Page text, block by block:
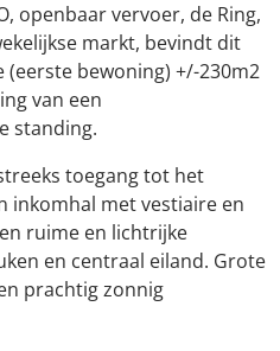
openbaar vervoer, de Ring,
markt, bevindt dit
bewoning) +/-230m2
van een
standing.
toegang tot het
inkomhal met vestiaire en
ruime en lichtrijke
en centraal eiland. Grote
prachtig zonnig